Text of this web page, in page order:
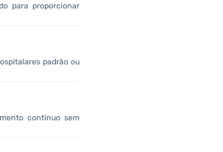
para proporcionar
padrão ou
contínuo sem